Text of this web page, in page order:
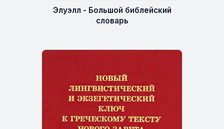
Элуэлл - Большой библейский
словарь